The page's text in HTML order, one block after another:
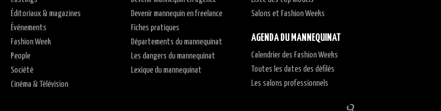
Éditoriaux & magazines
Événements
Fashion Week
People
Société
Cinéma & Télévision
Devenir mannequin en freelance
Fiches pratiques
Départements du mannequinat
Les dangers du mannequinat
Lexique du mannequinat
Salons et Fashion Weeks
AGENDA DU MANNEQUINAT
Calendrier des Fashion Weeks
Toutes les dates des défilés
Les salons professionnels